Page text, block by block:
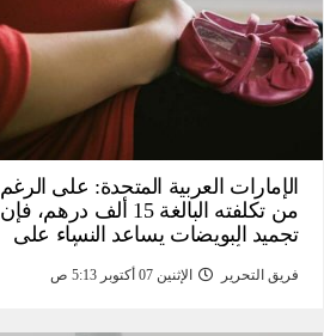
الإمارات العربية المتحدة: على الرغم
من تكلفته البالغة 15 ألف درهم، فإن
تجميد البويضات يساعد النساء على
أخبار
فريق التحرير الإثنين 07 أكتوبر 5:13 ص